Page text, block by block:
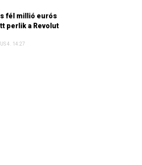
fél millió eurós
perlik a Revolut
4. 14:27